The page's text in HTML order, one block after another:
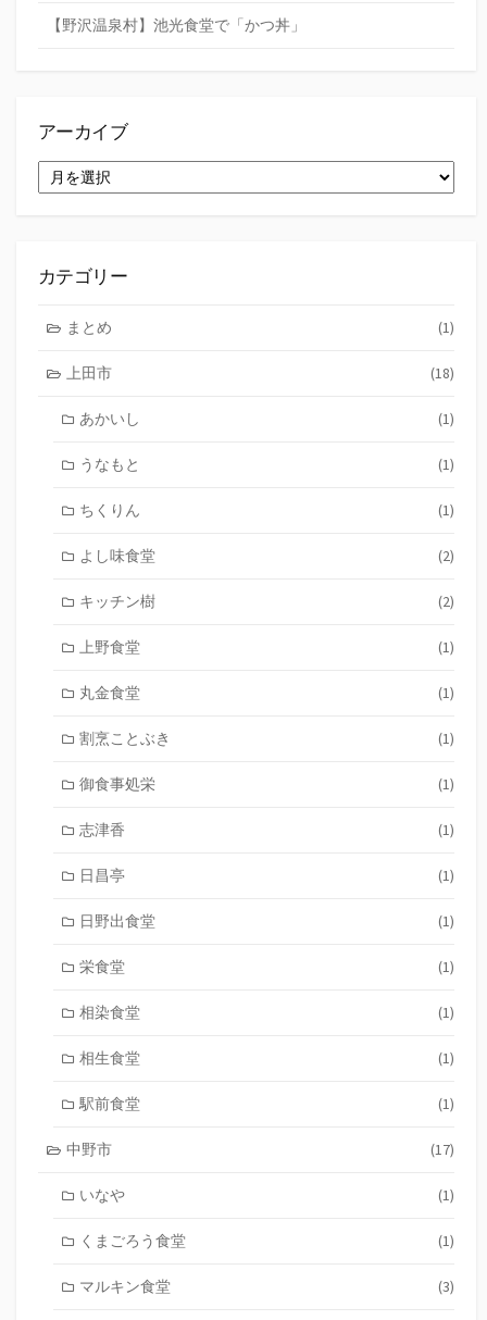
【野沢温泉村】池光食堂で「かつ丼」
アーカイブ
ー
カテゴリー
まとめ (1)
上田市 (18)
あかいし (1)
うなもと (1)
ちくりん (1)
よし味食堂 (2)
キッチン樹 (2)
上野食堂 (1)
丸金食堂 (1)
割烹ことぶき (1)
御食事処栄 (1)
志津香 (1)
日昌亭 (1)
日野出食堂 (1)
栄食堂 (1)
相染食堂 (1)
相生食堂 (1)
駅前食堂 (1)
中野市 (17)
いなや (1)
くまごろう食堂 (1)
マルキン食堂 (3)